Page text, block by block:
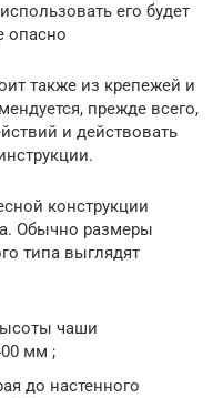
его будет
опасно
также из крепежей и
прежде всего,
и действовать
конструкции
Обычно размеры
типа выглядят
чаши
мм ;
до настенного